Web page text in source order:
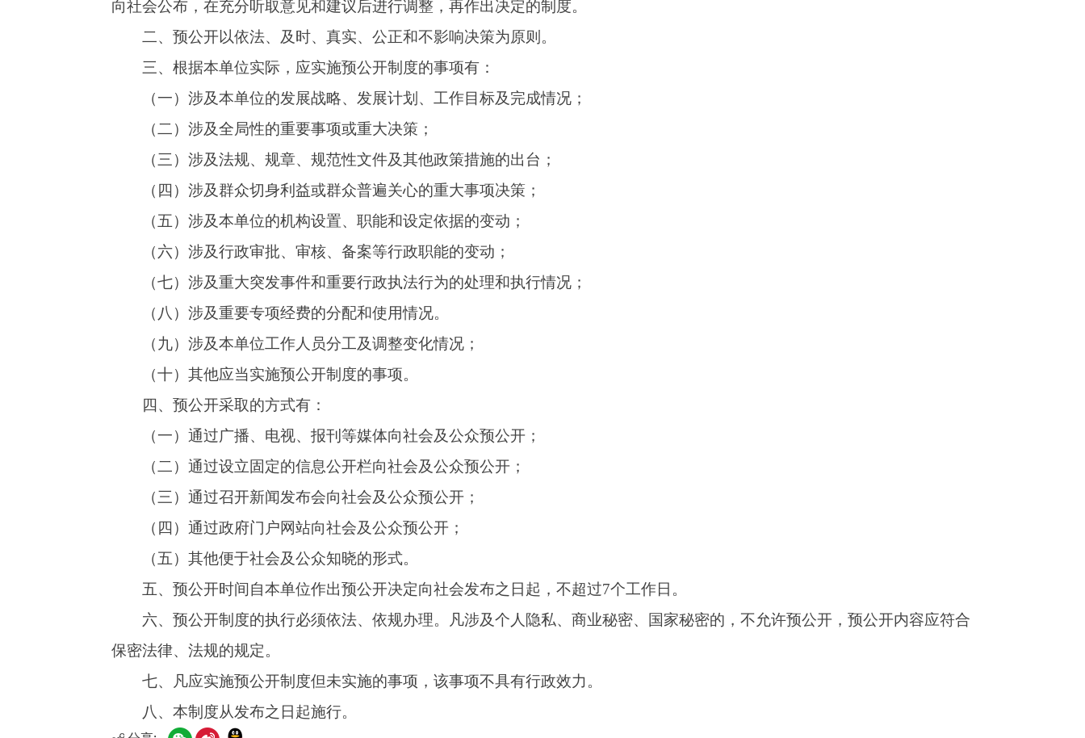
（三）涉及法规、规章、规范性文件及其他政策措施的出台；
（四）涉及群众切身利益或群众普遍关心的重大事项决策；
（五）涉及本单位的机构设置、职能和设定依据的变动；
（六）涉及行政审批、审核、备案等行政职能的变动；
（九）涉及本单位工作人员分工及调整变化情况；
（十）其他应当实施预公开制度的事项。
四、预公开采取的方式有：
（一）通过广播、电视、报刊等媒体向社会及公众预公开；
（四）通过政府门户网站向社会及公众预公开；
（五）其他便于社会及公众知晓的形式。
五、预公开时间自本单位作出预公开决定向社会发布之日起，不超过
六、预公开制度的执行必须依法、依规办理。凡涉及个人隐私、商业秘密、国家秘密的，不允许预公开，预公开内容应符合
八、本制度从发布之日起施行。